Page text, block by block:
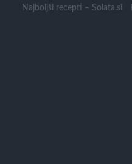
Najboljši recepti – Solata.si